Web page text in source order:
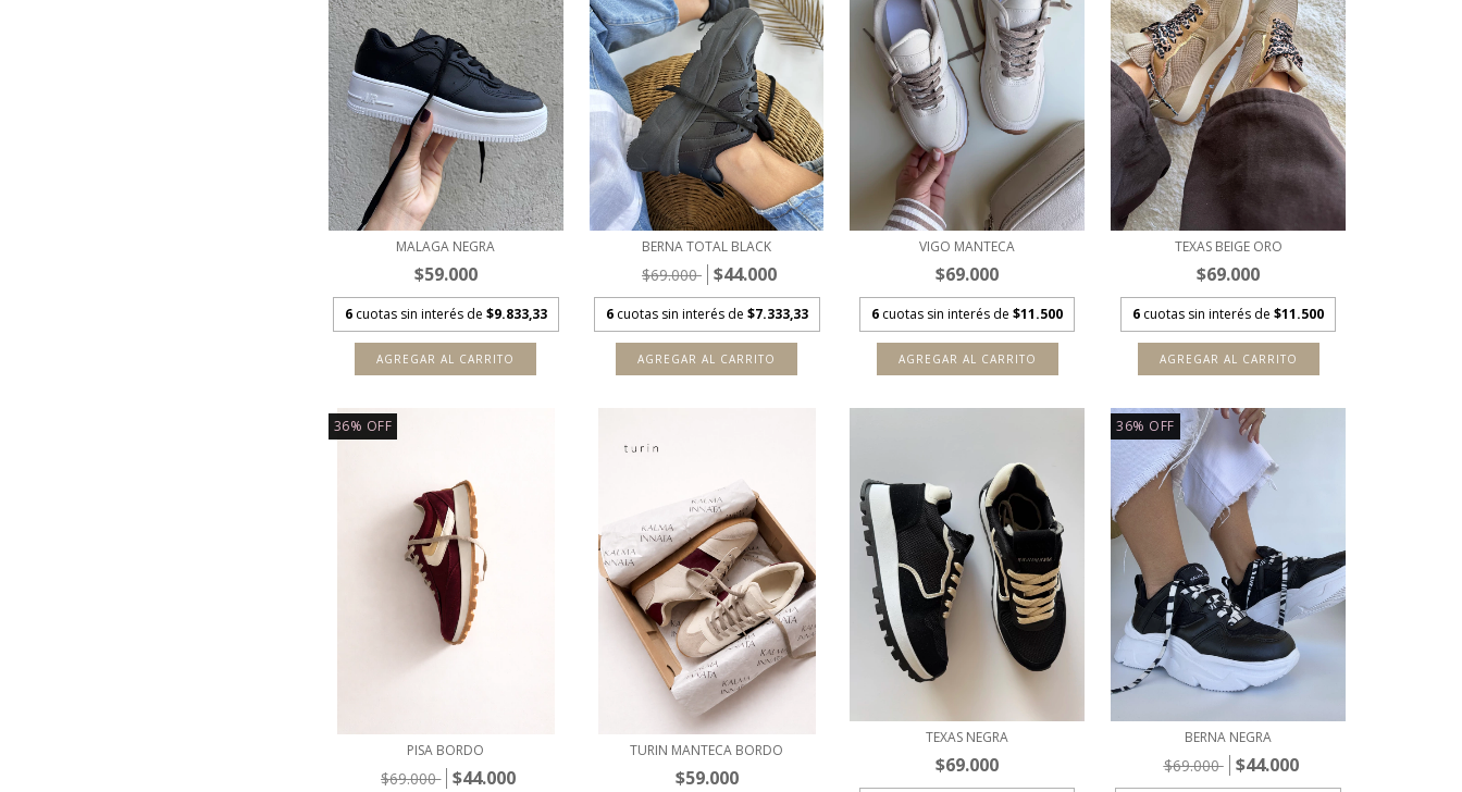
MALAGA NEGRA
$59.000
6 cuotas sin interés de $9.833,33
AGREGAR AL CARRITO
BERNA TOTAL BLACK
$69.000 $44.000
6 cuotas sin interés de $7.333,33
AGREGAR AL CARRITO
VIGO MANTECA
$69.000
6 cuotas sin interés de$11.500
AGREGAR AL CARRITO
TEXAS BEIGE ORO
$69.000
6 cuotas sin interés de$11.500
AGREGAR AL CARRITO
36% OFF
PISA BORDO
$69.000 $44.000
TURIN MANTECA BORDO
$59.000
TEXAS NEGRA
$69.000
36% OFF
BERNA NEGRA
$69.000 $44.000